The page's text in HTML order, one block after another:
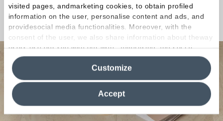
visited pages, andmarketing cookies, to obtain profiled
information on the user, personalise content and ads, and
providesocial media functionalities. Moreover, with the
consent of the user, we also share information about theway
users use our site with our web, advertising and social
media analytics partners, who may combine itwith other
information in their possession. By closing this banner,
clicking on "Reject", it will be possible tocontinue browsing
the site after installing only technical cookies. For more
information see the
Cookie Policy
Accept
Customize
¿Curiosidades o Preguntas?